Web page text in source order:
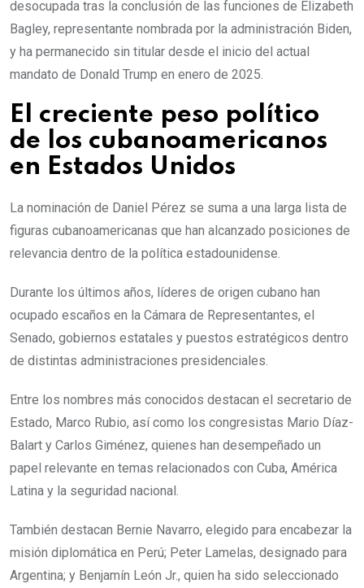
desocupada tras la conclusión de las funciones de Elizabeth
Bagley, representante nombrada por la administración Biden,
y ha permanecido sin titular desde el inicio del actual
mandato de Donald Trump en enero de 2025.
El creciente peso político
de los cubanoamericanos
en Estados Unidos
La nominación de Daniel Pérez se suma a una larga lista de
figuras cubanoamericanas que han alcanzado posiciones de
relevancia dentro de la política estadounidense.
Durante los últimos años, líderes de origen cubano han
ocupado escaños en la Cámara de Representantes, el
Senado, gobiernos estatales y puestos estratégicos dentro
de distintas administraciones presidenciales.
Entre los nombres más conocidos destacan el secretario de
Estado, Marco Rubio, así como los congresistas Mario Díaz-
Balart y Carlos Giménez, quienes han desempeñado un
papel relevante en temas relacionados con Cuba, América
Latina y la seguridad nacional.
También destacan Bernie Navarro, elegido para encabezar la
misión diplomática en Perú; Peter Lamelas, designado para
Argentina; y Benjamín León Jr., quien ha sido seleccionado